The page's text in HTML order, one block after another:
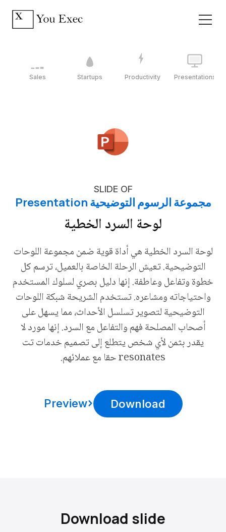
Sales Startups Productivity Presentations
SLIDE OF
مجموعة الرسوم التوضيحية Presentation
لوحة السرد الخطية
لوحة السرد الخطية هي أداة قوية ضمن مجموعة اللوحات
التوضيحية. تعيش الرحلة الخاصة بالعميل، ترسم كل
خطوة وتفاعل وعاطفة. إنها دليل بصري لسلوك المستخدم
واحتياجاته ومشاعره. تستخدم الشريحة شبكة اللوحات
التوضيحية لتصوير تسلسل الأحداث، مما يسهل على
أصحاب المصلحة فهم والتفاعل مع السرد. إنها مورد لا
يقدر بثمن لأي شخص يتطلع إلى تصميم خدمات تت
resonates حقا مع عملائهم.
Download
Preview
Download slide